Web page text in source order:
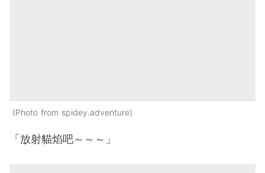
Photo from spidey.adventure
「放射貓焰吧～～～」